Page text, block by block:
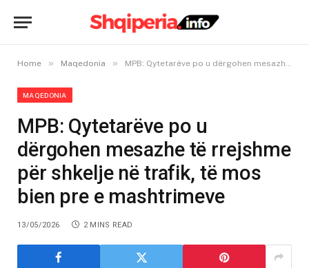
Home » Maqedonia » MPB: Qytetarëve po u dërgohen mesazhe të rrejshme për shkelje në trafik, të mos bien pre e mashtrimeve
MAQEDONIA
MPB: Qytetarëve po u
dërgohen mesazhe të rrejshme
për shkelje në trafik, të mos
bien pre e mashtrimeve
13/05/2026 2 MINS READ